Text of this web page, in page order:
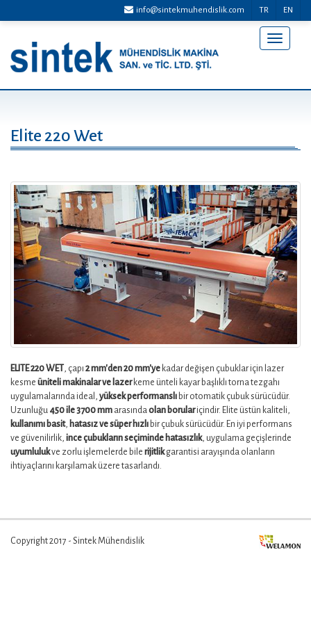
info@sintekmuhendislik.com TR EN
Menü
Elite 220 Wet
ELITE 220 WET , çapı 2 mm'den 20 mm'ye kadar değişen çubuklar için lazer
kesme üniteli makinalar ve lazerkeme ünteli kayar başlıklı torna tezgahı
uygulamalarında ideal, yüksek performanslı bir otomatik çubuk sürücüdür.
Uzunluğu 450 ile 3700 mm arasındaolan borulariçindir. Elite üstün kaliteli,
kullanımı basit, hatasız ve süper hızlı bir çubuk sürücüdür. En iyi performans
ve güvenilirlik, ince çubukların seçiminde hatasızlık, uygulama geçişlerinde
uyumlulukve zorlu işlemelerde bile rijitlikgarantisi arayışında olanların
ihtiyaçlarını karşılamak üzere tasarlandı.
Copyright 2017 - Sintek Mühendislik